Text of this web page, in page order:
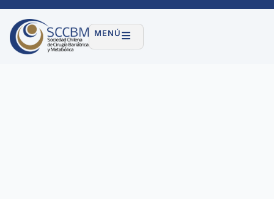
MENÚ